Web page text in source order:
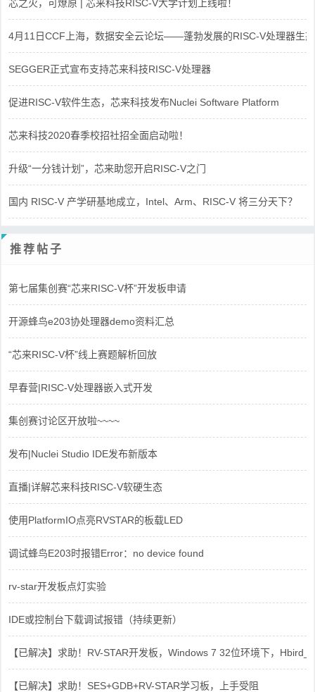
芯之火，可燎原 | 芯来科技RISC-V大学计划上线啦！
4月11日CCF上海，数据安全云论坛——蓬勃发展的RISC-V处理器生态
SEGGER正式宣布支持芯来科技RISC-V处理器
促进RISC-V软件生态，芯来科技发布Nuclei Software Platform
芯来科技2020春季校招社招全面启动啦！
升级“一分钱计划”，芯来助您开启RISC-V之门
国内 RISC-V 产学研基地成立，Intel、Arm、RISC-V 将三分天下？
推荐帖子
第七届集创赛“芯来RISC-V杯”开发板申请
开源蜂鸟e203协处理器demo资料汇总
“芯来RISC-V杯”线上赛题解析回放
早春营|RISC-V处理器嵌入式开发
集创赛讨论区开放啦~~~~
发布|Nuclei Studio IDE发布新版本
直播|详解芯来科技RISC-V软硬生态
使用PlatformIO点亮RVSTAR的板载LED
调试蜂鸟E203时报错Error：no device found
rv-star开发板点灯实验
IDE或控制台下载调试报错（持续更新）
【已解决】求助！RV-STAR开发板，Windows 7 32位环境下，
【已解决】求助！SES+GDB+RV-STAR学习板，上手受阻